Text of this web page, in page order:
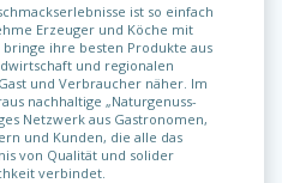
ist so einfach
Erzeuger und Köche mit
ihre besten Produkte aus
und regionalen
und Verbraucher näher. Im
nachhaltige „Naturgenuss-
Netzwerk aus Gastronomen,
und Kunden, die alle das
von Qualität und solider
verbindet.